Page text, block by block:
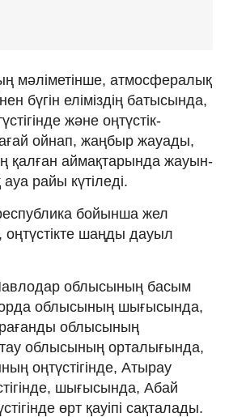
мәліметінше, атмосфералық
бүгін еліміздің батысында,
және оңтүстік-
ойнап, жаңбыр жауады,
қалған аймақтарында жауын-
райы күтіледі.
бойынша жел
оңтүстікте шаңды дауыл
облысының басым
облысының шығысында,
облысының
облысының орталығында,
оңтүстігінде, Атырау
шығысында, Абай
өрт қауіпі сақталады.